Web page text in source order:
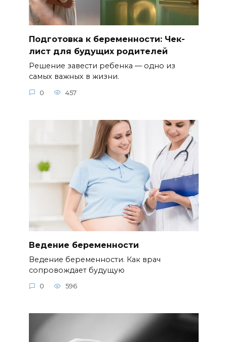
Подготовка к беременности: Чек-
лист для будущих родителей
Решение завести ребенка — одно из
самых важных в жизни.
0 457
Ведение беременности
Ведение беременности. Как врач
сопровождает будущую
0 596